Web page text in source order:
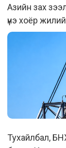
Азийн зах
үнэ хоёр
Тухайлбал,